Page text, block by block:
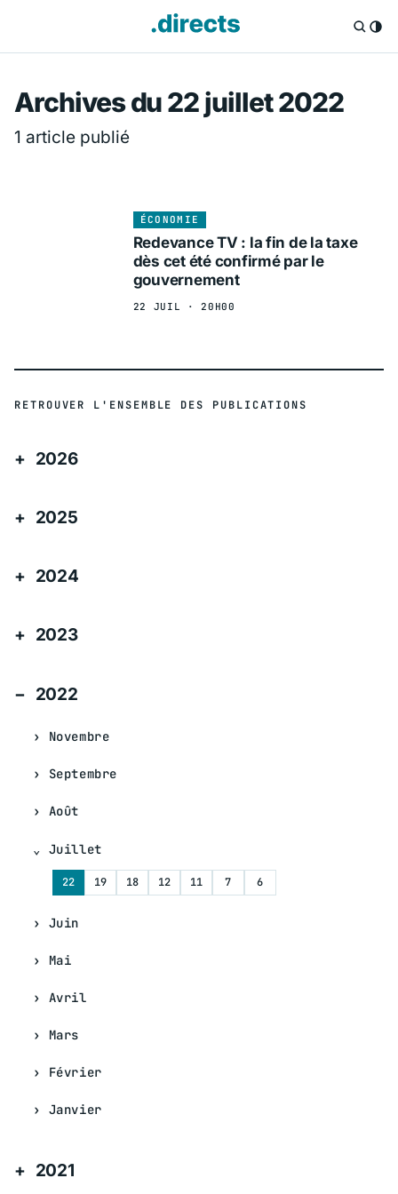
Directs.fr —
Archives du 22 juillet 2022
1 article publié
ÉCONOMIE
Redevance TV : la fin de la taxe
dès cet été confirmé par le
gouvernement
22 JUIL · 20H00
RETROUVER L'ENSEMBLE DES PUBLICATIONS
2026
2025
2024
2023
2022
Novembre
Septembre
Août
Juillet
22 19 18 12 11 7 6
Juin
Mai
Avril
Mars
Février
Janvier
2021